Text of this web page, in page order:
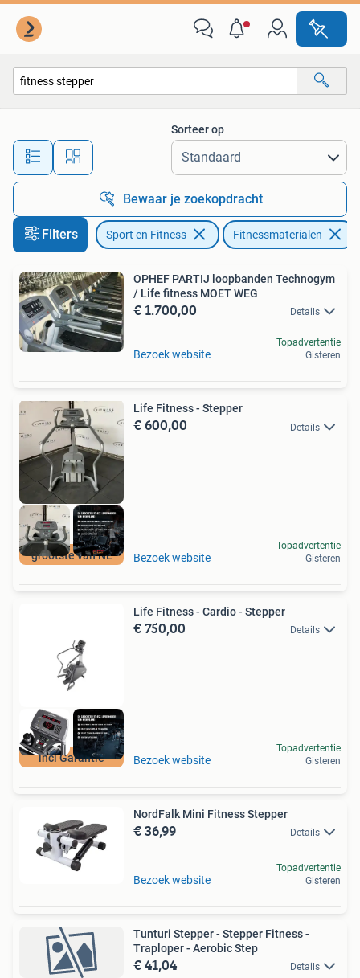
Alle afstanden…
Sorteer op
Bewaar je zoekopdracht
Filters Sport en Fitness Fitnessmaterialen
OPHEF PARTIJ loopbanden Technogym
/ Life fitness MOET WEG
€ 1.700,00 Details
Bezoek website
Topadvertentie
Gisteren
grootste van NL
Life Fitness - Stepper
€ 600,00 Details
Bezoek website
Topadvertentie
Gisteren
incl Garantie
Life Fitness - Cardio - Stepper
€ 750,00 Details
Bezoek website
Topadvertentie
Gisteren
NordFalk Mini Fitness Stepper
€ 36,99 Details
Bezoek website
Topadvertentie
Gisteren
Tunturi Stepper - Stepper Fitness -
Traploper - Aerobic Step
€ 41,04 Details